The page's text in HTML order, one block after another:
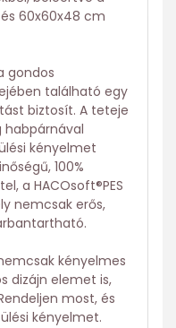
60x60x48 cm
gondos
található egy
biztosít. A teteje
habpárnával
kényelmet
100%
a HACOsoft®PES
nemcsak erős,
kényelmes
dizájn elemet is,
most, és
kényelmet.